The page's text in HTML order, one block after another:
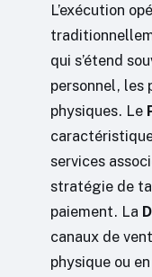
L’exécution
qui s’étend
personnel, les
physiques. Le
services
stratégie de
paiement. La
canaux de
physique ou